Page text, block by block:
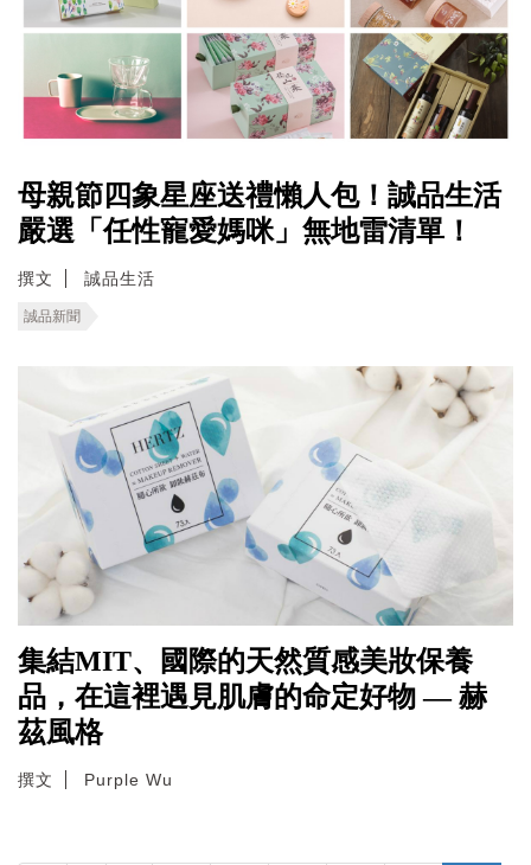
母親節四象星座送禮懶人包！誠品生活
嚴選「任性寵愛媽咪」無地雷清單！
撰文 誠品生活
誠品新聞
集結MIT、國際的天然質感美妝保養
品，在這裡遇見肌膚的命定好物 — 赫
茲風格
撰文 Purple Wu